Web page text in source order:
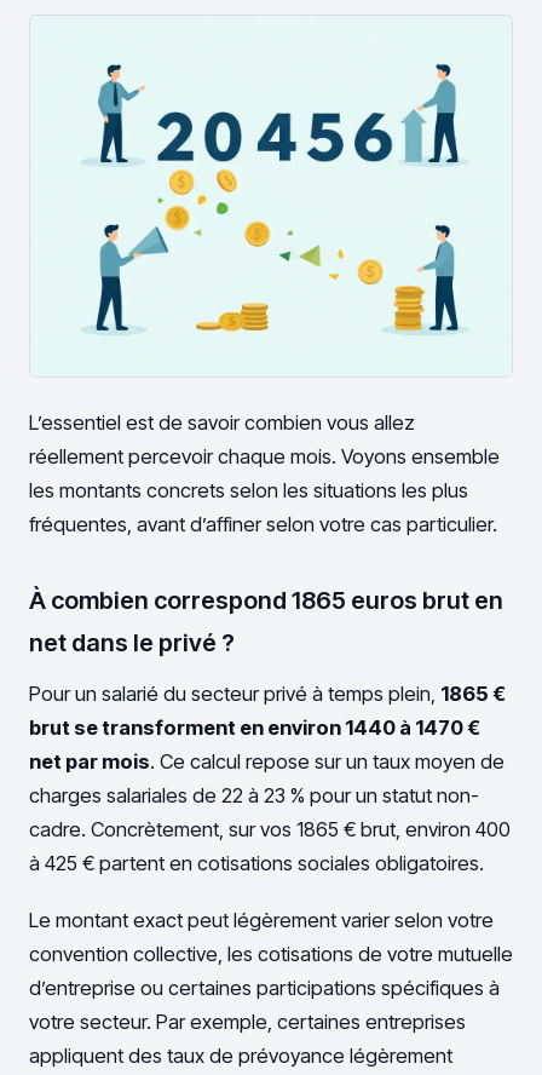
L’essentiel est de savoir combien vous allez
réellement percevoir chaque mois. Voyons ensemble
les montants concrets selon les situations les plus
fréquentes, avant d’affiner selon votre cas particulier.
À combien correspond 1865 euros brut en
net dans le privé ?
Pour un salarié du secteur privé à temps plein, 1865 €
brut se transforment en environ 1440 à 1470 €
net par mois. Ce calcul repose sur un taux moyen de
charges salariales de 22 à 23 % pour un statut non-
cadre. Concrètement, sur vos 1865 € brut, environ 400
à 425 € partent en cotisations sociales obligatoires.
Le montant exact peut légèrement varier selon votre
convention collective, les cotisations de votre mutuelle
d’entreprise ou certaines participations spécifiques à
votre secteur. Par exemple, certaines entreprises
appliquent des taux de prévoyance légèrement